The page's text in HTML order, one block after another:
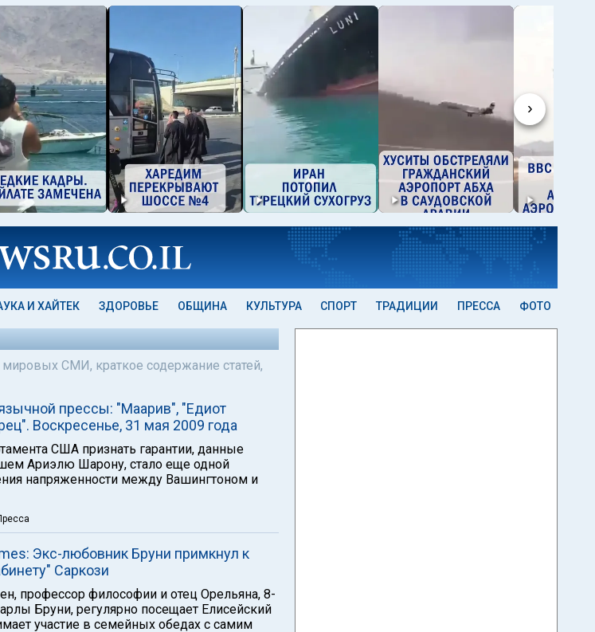
›
И ХАЙТЕК ЗДОРОВЬЕ ОБЩИНА КУЛЬТУРА СПОРТ ТРАДИЦИИ ПРЕССА ФОТО
СМИ, краткое содержание статей,
прессы: "Маарив", "Едиот
Воскресенье, 31 мая 2009 года
США признать гарантии, данные
Ариэлю Шарону, стало еще одной
напряженности между Вашингтоном и
Экс-любовник Бруни примкнул к
Саркози
профессор философии и отец Орельяна, 8-
Бруни, регулярно посещает Елисейский
участие в семейных обедах с самим